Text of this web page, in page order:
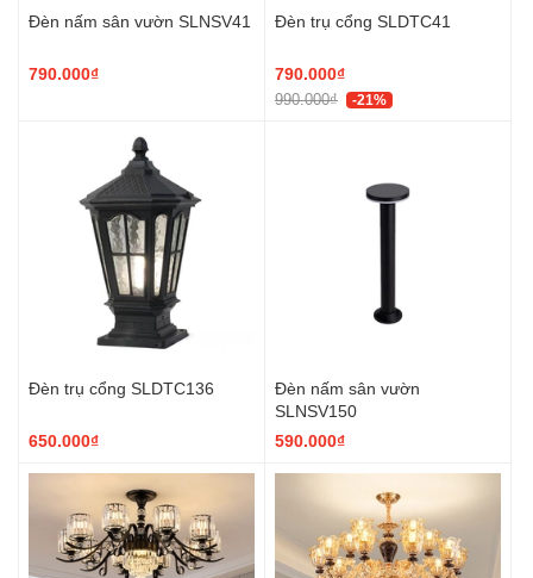
Đèn nấm sân vườn SLNSV41
790.000₫
Đèn trụ cổng SLDTC41
790.000₫
990.000₫ -21%
Đèn trụ cổng SLDTC136
650.000₫
Đèn nấm sân vườn
SLNSV150
590.000₫